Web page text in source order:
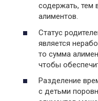
содержать,
алиментов.
Статус
является
то сумма
чтобы
Разделение
с детьми